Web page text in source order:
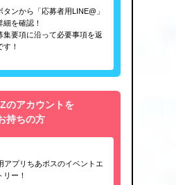
ンから「応募者用LINE@」
を確認！
要項に沿って必要事項を返
！
のアカウントを
持ちの方
プリちあポスのイベントエ
ー！